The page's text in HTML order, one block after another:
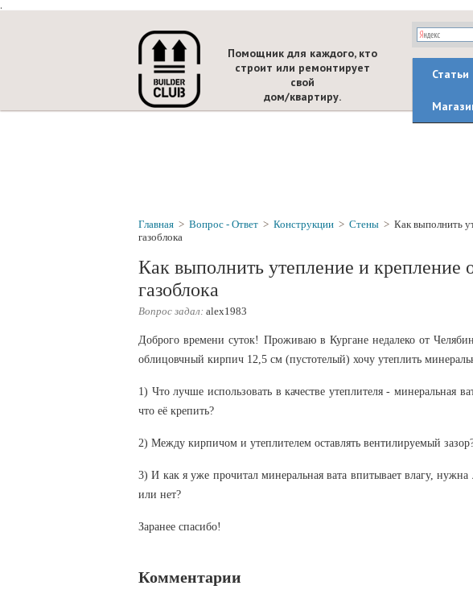
.
Помощник для каждого, кто
строит или ремонтирует
свой
дом/квартиру.
Статьи
Главная > Вопрос - Ответ > Конструкции > Стены > Как выполнить
газоблока
Как выполнить утепление и крепление
газоблока
Вопрос задал: alex1983
Доброго времени суток! Проживаю в Кургане недалеко от
облицовчный кирпич 12,5 см (пустотелый) хочу утеплить
1) Что лучше использовать в качестве утеплителя - минеральная
что её крепить?
2) Между кирпичом и утеплителем оставлять вентилируемый зазор?
3) И как я уже прочитал минеральная вата впитывает влагу, нужна
или нет?
Заранее спасибо!
Комментарии